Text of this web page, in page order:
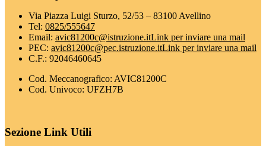
Via Piazza Luigi Sturzo, 52/53 – 83100 Avellino
Tel: 0825/555647
Email: avic81200c@istruzione.itLink per inviare una mail
PEC: avic81200c@pec.istruzione.itLink per inviare una mail
C.F.: 92046460645
Cod. Meccanografico: AVIC81200C
Cod. Univoco: UFZH7B
Sezione Link Utili